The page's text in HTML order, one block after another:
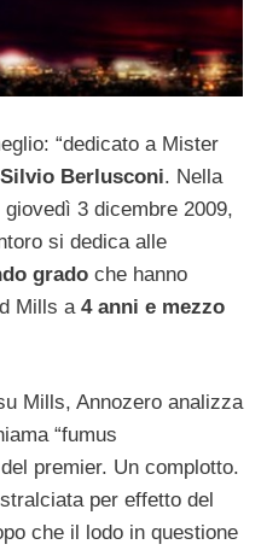
“dedicato a Mister
Silvio Berlusconi. Nella
3 dicembre 2009,
si dedica alle
grado che hanno
Mills a 4 anni e mezzo
Mills, Annozero analizza
“fumus
premier. Un complotto.
per effetto del
che il lodo in questione